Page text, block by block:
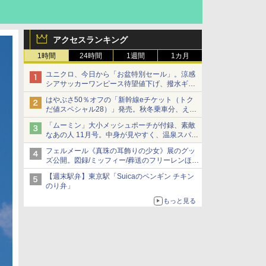
アクセスランキング
1時間 24時間 1週間 1カ月
ユニクロ、今日から「お盆特別セール」。涼感
シアサッカーワンピース待望値下げ、撥水ギア
ショーツは1990円に
はやぶさ50％オフの「新幹線eチケット（トク
だ値スペシャル28）」発売。秋冬乗車分、えき
ねっと限定
「ムーミン」大小メッシュポーチが付録、素敵
なあの人 11月号。中身が見やすく、温泉スパに
も使える
フェルメール《真珠の耳飾りの少女》展のグッ
ズ公開。図録/ミッフィー/葬送のフリーレンほ
か、注目ブランドコラボが実現
【週末駅弁】東京駅「Suicaのペンギン チキン
のり弁」
もっと見る